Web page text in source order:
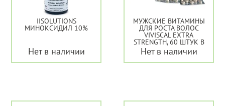
IISOLUTIONS
МИНОКСИДИЛ 10%
Нет в наличии
МУЖСКИЕ ВИТАМИНЫ
ДЛЯ РОСТА ВОЛОС
VIVISCAL EXTRA
STRENGTH, 60 ШТУК В
УПАКОВКЕ
Нет в наличии